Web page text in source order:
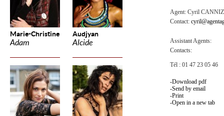
Marie-Christine
Adam
Audjyan
Alcide
Agent: Cyril
Contact:
Assistant Agents:
Contacts:
Tél : 01 47 23 05 46
Download pdf
Send by email
Print
Open in a new tab